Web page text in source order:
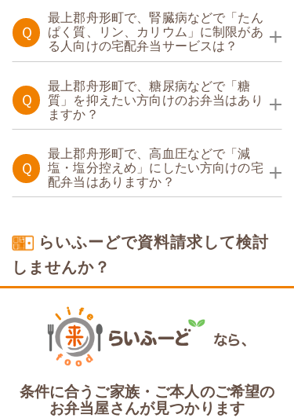
Ｑ
最上郡舟形町で、腎臓病などで「たん
ぱく質、リン、カリウム」に制限があ
る人向けの宅配弁当サービスは？
Ｑ
最上郡舟形町で、糖尿病などで「糖
質」を抑えたい方向けのお弁当はあり
ますか？
Ｑ
最上郡舟形町で、高血圧などで「減
塩・塩分控えめ」にしたい方向けの宅
配弁当はありますか？
らいふーどで資料請求して検討
しませんか？
条件に合うご家族・ご本人のご希望の
お弁当屋さんが見つかります